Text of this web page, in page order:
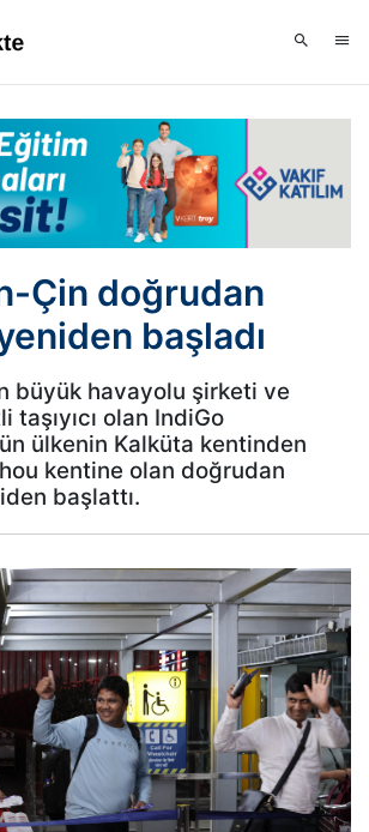
Çin doğrudan
başladı
büyük havayolu şirketi ve
taşıyıcı olan IndiGo
ülkenin Kalküta kentinden
kentine olan doğrudan
başlattı.